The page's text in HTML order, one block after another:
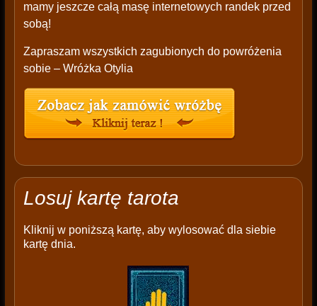
mamy jeszcze całą masę internetowych randek przed
sobą!
Zapraszam wszystkich zagubionych do powróżenia
sobie – Wróżka Otylia
Losuj kartę tarota
Kliknij w poniższą kartę, aby wylosować dla siebie
kartę dnia.